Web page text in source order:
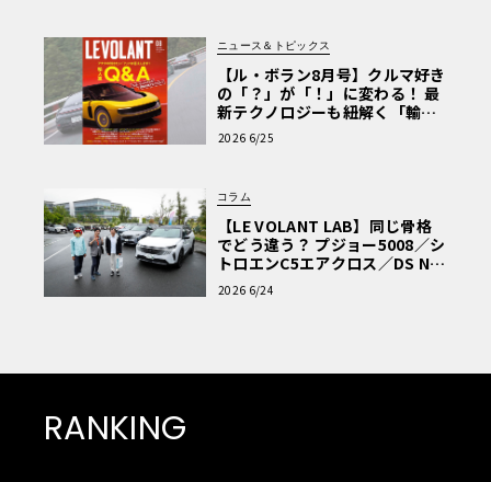
ニュース＆トピックス
【ル・ボラン8月号】クルマ好き
の「？」が「！」に変わる！ 最
新テクノロジーも紐解く「輸入
車Q&A」
2026 6/25
コラム
【LE VOLANT LAB】同じ骨格
でどう違う？ プジョー5008／シ
トロエンC5エアクロス／DS Nº4
読者一気乗りレポート
2026 6/24
RANKING